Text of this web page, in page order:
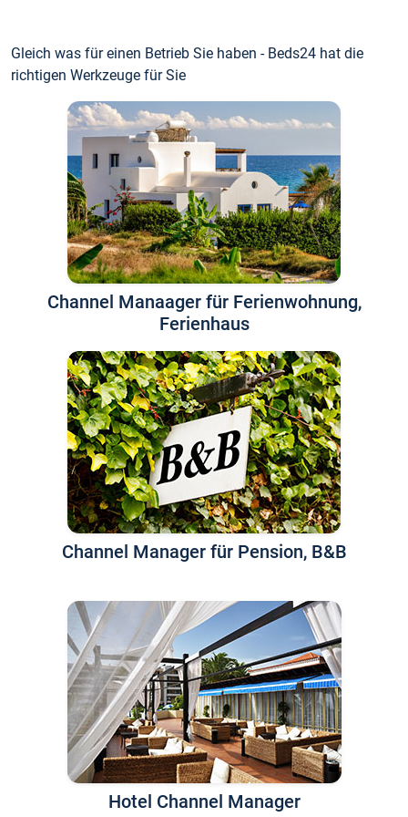
Gleich was für einen Betrieb Sie haben - Beds24 hat die
richtigen Werkzeuge für Sie
Channel Manaager für Ferienwohnung,
Ferienhaus
Channel Manager für Pension, B&B
Hotel Channel Manager